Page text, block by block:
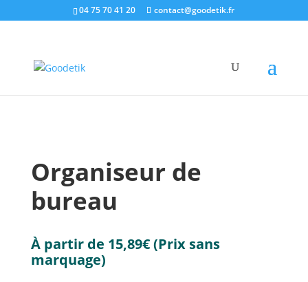
04 75 70 41 20 contact@goodetik.fr
e-shop/High-Tech & Multimédia
Accessoires
Organiseur de
bureau
À partir de 15,89€(Prix sans
marquage)